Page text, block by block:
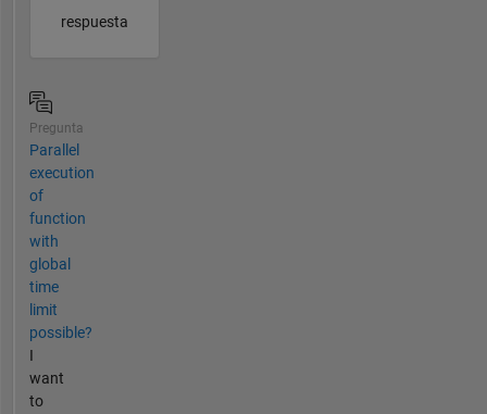
respuesta
Pregunta
Parallel
execution
of
function
with
global
time
limit
possible?
I
want
to